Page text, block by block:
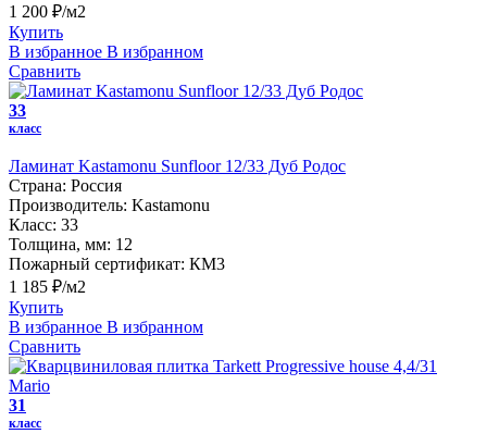
1 200 ₽/м2
Купить
В избранное В избранном
Сравнить
33
класс
Ламинат Kastamonu Sunfloor 12/33 Дуб Родос
Страна: Россия
Производитель: Kastamonu
Класс: 33
Толщина, мм: 12
Пожарный сертификат: КМ3
1 185 ₽/м2
Купить
В избранное В избранном
Сравнить
31
класс